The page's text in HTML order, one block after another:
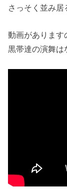
さっそく並み居
動画があります
黒帯達の演舞は